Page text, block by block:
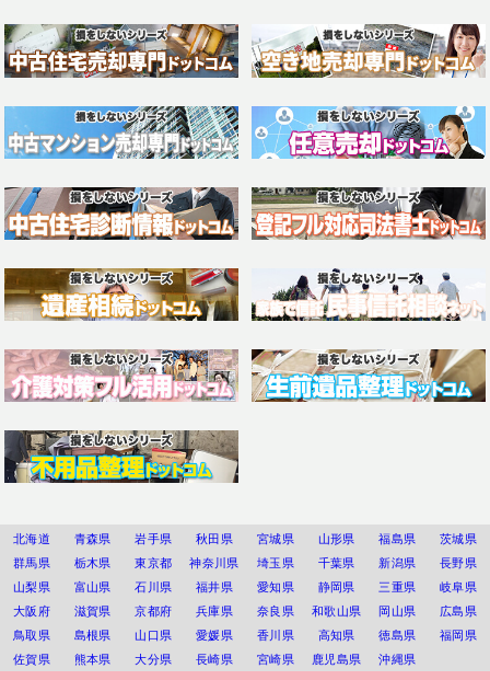
北海道 青森県 岩手県 秋田県 宮城県 山形県 福島県
茨城県
群馬県
栃木県 東京都 神奈川県 埼玉県 千葉県 新潟県
長野県
山梨県
富山県 石川県 福井県 愛知県 静岡県 三重県
岐阜県
大阪府
滋賀県 京都府 兵庫県 奈良県 和歌山県 岡山県
広島県
鳥取県
島根県 山口県 愛媛県 香川県 高知県 徳島県
福岡県
佐賀県
熊本県 大分県 長崎県 宮崎県 鹿児島県 沖縄県